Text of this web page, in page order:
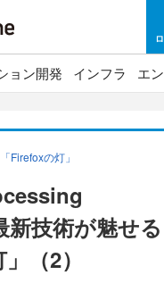
ョン開発 インフラ エ
Firefoxの灯」
新技術が魅せる
（2）